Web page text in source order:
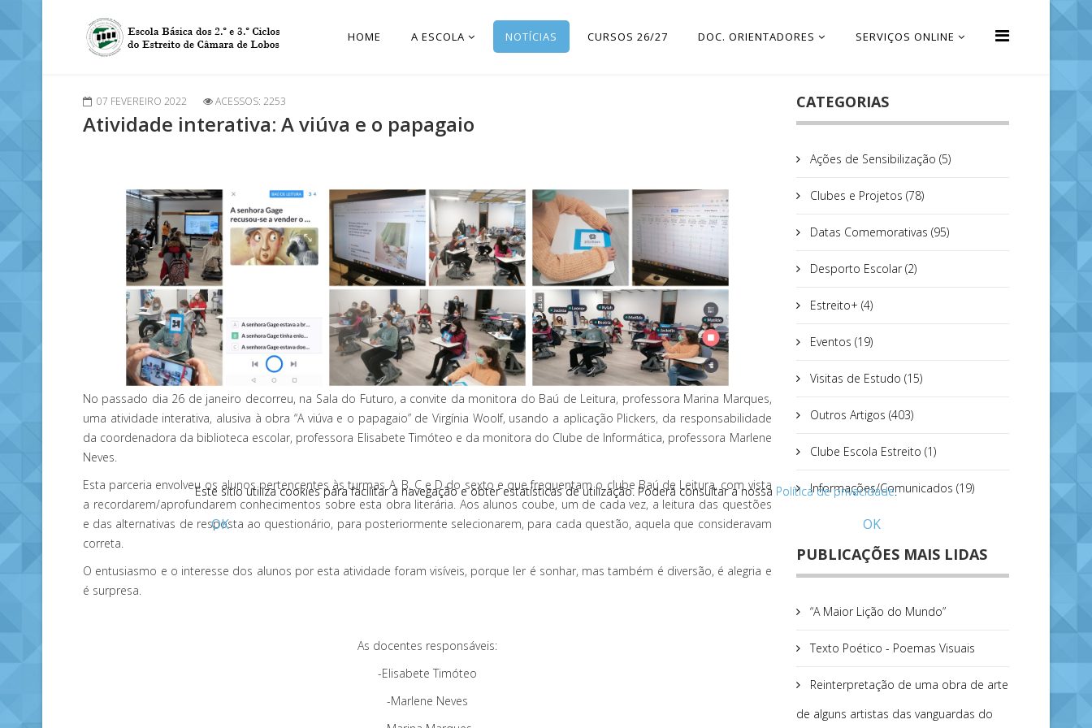
HOME A ESCOLA NOTÍCIAS CURSOS 26/27 DOC. ORIENTADORES SERVIÇOS ONLINE
07 FEVEREIRO 2022 ACESSOS: 2253
Atividade interativa: A viúva e o papagaio
No passado dia 26 de janeiro decorreu, na Sala do Futuro, a convite da monitora do Baú de Leitura, professora Marina Marques,
uma atividade interativa, alusiva à obra “A viúva e o papagaio” de Virgínia Woolf, usando a aplicação Plickers, da responsabilidade
da coordenadora da biblioteca escolar, professora Elisabete Timóteo e da monitora do Clube de Informática, professora Marlene
Neves.
Esta parceria envolveu os alunos pertencentes às turmas A, B, C e D do sexto e que frequentam o clube Baú de Leitura, com vista
a recordarem/aprofundarem conhecimentos sobre esta obra literária. Aos alunos coube, um de cada vez, a leitura das questões
e das alternativas de resposta ao questionário, para posteriormente selecionarem, para cada questão, aquela que consideravam
correta.
O entusiasmo e o interesse dos alunos por esta atividade foram visíveis, porque ler é sonhar, mas também é diversão, é alegria e
é surpresa.
As docentes responsáveis:
-Elisabete Timóteo
-Marlene Neves
CATEGORIAS
Ações de Sensibilização (5)
Clubes e Projetos (78)
Datas Comemorativas (95)
Desporto Escolar (2)
Estreito+ (4)
Eventos (19)
Visitas de Estudo (15)
Outros Artigos (403)
Clube Escola Estreito (1)
Informações/Comunicados (19)
PUBLICAÇÕES MAIS LIDAS
“A Maior Lição do Mundo”
Texto Poético - Poemas Visuais
Reinterpretação de uma obra de arte
de alguns artistas das vanguardas do
Este sítio utiliza cookies para facilitar a navegação e obter estatísticas de utilização. Poderá consultar a nossa Política de privacidade.
OK
Este sítio utiliza cookies para facilitar a navegação e obter estatísticas de utilização. Poderá consultar a nossa Política de privacidade.
OK